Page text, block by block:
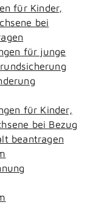
für Kinder,
bei
für junge
für Kinder,
bei Bezug
beantragen